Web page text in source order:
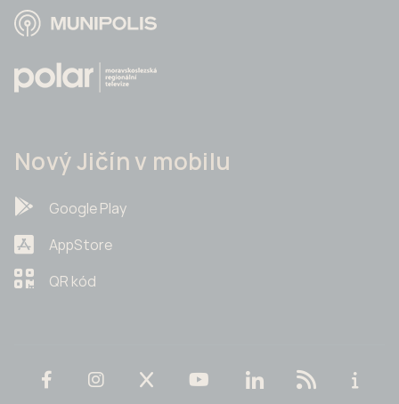
Nový Jičín v mobilu
Google Play
AppStore
QR kód